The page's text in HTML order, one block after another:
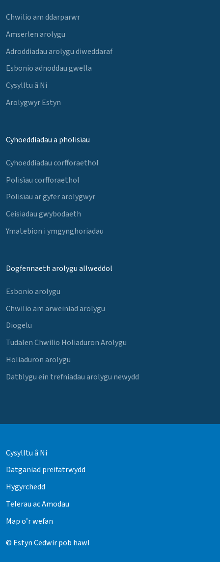
Chwilio am ddarparwr
Amserlen arolygu
Adroddiadau arolygu diweddaraf
Esbonio adnoddau gwella
Cysylltu â Ni
Arolygwyr Estyn
Cyhoeddiadau a pholisïau
Cyhoeddiadau corfforaethol
Polisïau corfforaethol
Polisïau ar gyfer arolygwyr
Ceisiadau gwybodaeth
Ymatebion i ymgynghoriadau
Dogfennaeth arolygu allweddol
Esbonio arolygu
Chwilio am arweiniad arolygu
Diogelu
Tudalen Chwilio Holiaduron Arolygu
Holiaduron arolygu
Datblygu ein trefniadau arolygu newydd
Cysylltu â Ni
Datganiad preifatrwydd
Hygyrchedd
Telerau ac Amodau
Map o’r wefan
© Estyn Cedwir pob hawl